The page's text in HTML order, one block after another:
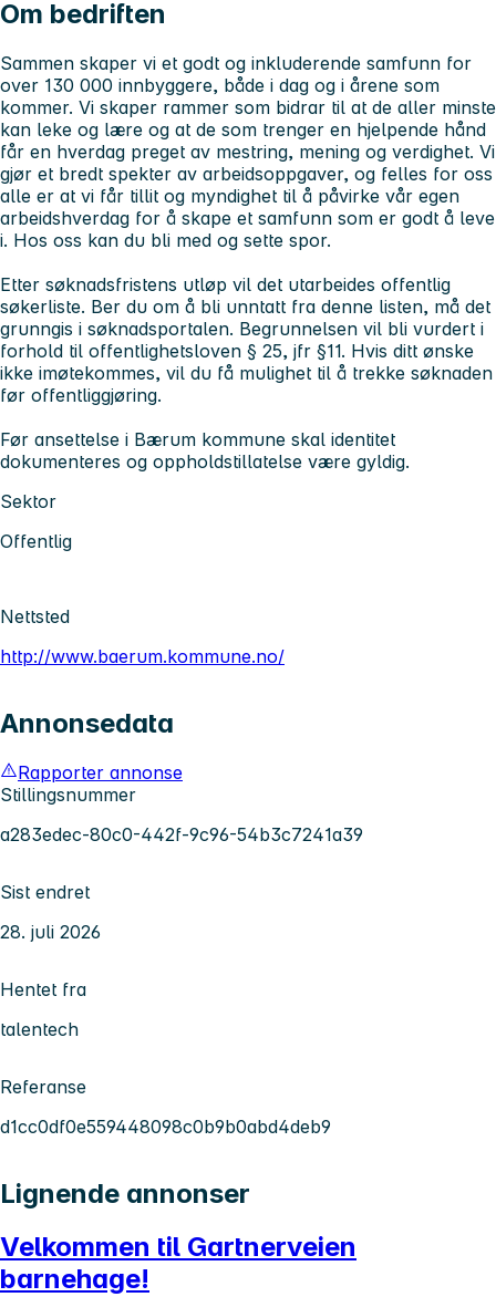
Om bedriften
Sammen skaper vi et godt og inkluderende samfunn for
over 130 000 innbyggere, både i dag og i årene som
kommer. Vi skaper rammer som bidrar til at de aller minste
kan leke og lære og at de som trenger en hjelpende hånd
får en hverdag preget av mestring, mening og verdighet. Vi
gjør et bredt spekter av arbeidsoppgaver, og felles for oss
alle er at vi får tillit og myndighet til å påvirke vår egen
arbeidshverdag for å skape et samfunn som er godt å leve
i. Hos oss kan du bli med og sette spor.
Etter søknadsfristens utløp vil det utarbeides offentlig
søkerliste. Ber du om å bli unntatt fra denne listen, må det
grunngis i søknadsportalen. Begrunnelsen vil bli vurdert i
forhold til offentlighetsloven § 25, jfr §11. Hvis ditt ønske
ikke imøtekommes, vil du få mulighet til å trekke søknaden
før offentliggjøring.
Før ansettelse i Bærum kommune skal identitet
dokumenteres og oppholdstillatelse være gyldig.
Sektor
Offentlig
Nettsted
http://www.baerum.kommune.no/
Annonsedata
Rapporter annonse
Stillingsnummer
a283edec-80c0-442f-9c96-54b3c7241a39
Sist endret
28. juli 2026
Hentet fra
talentech
Referanse
d1cc0df0e559448098c0b9b0abd4deb9
Lignende annonser
Velkommen til Gartnerveien
barnehage!